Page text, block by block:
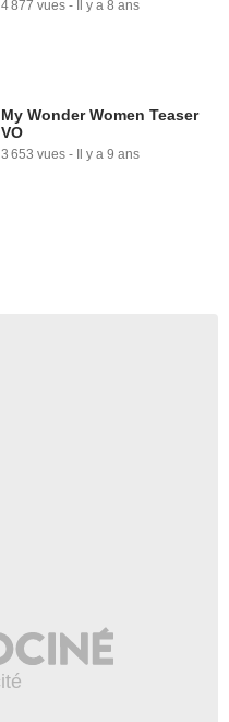
4 877 vues - Il y a 8 ans
My Wonder Women Teaser
VO
3 653 vues - Il y a 9 ans